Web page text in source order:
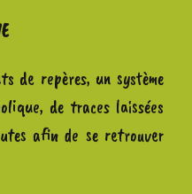
de repères, un système
de traces laissées
afin de se retrouver